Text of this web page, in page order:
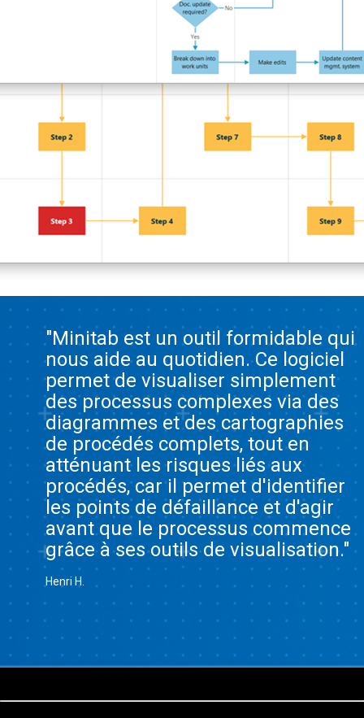
"Minitab est un outil formidable qui
nous aide au quotidien. Ce logiciel
permet de visualiser simplement
des processus complexes via des
diagrammes et des cartographies
de procédés complets, tout en
atténuant les risques liés aux
procédés, car il permet d'identifier
les points de défaillance et d'agir
avant que le processus commence
grâce à ses outils de visualisation."
Henri H.